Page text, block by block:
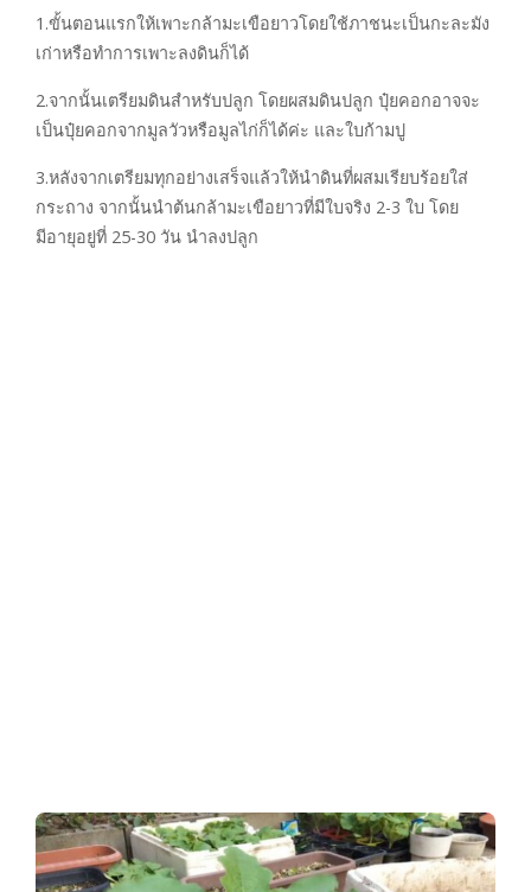
1.ขั้นตอนแรกให้เพาะกล้ามะเขือยาวโดยใช้ภาชนะเป็นกะละมัง
เก่าหรือทำการเพาะลงดินก็ได้
2.จากนั้นเตรียมดินสำหรับปลูก โดยผสมดินปลูก ปุ๋ยคอกอาจจะ
เป็นปุ๋ยคอกจากมูลวัวหรือมูลไก่ก็ได้ค่ะ และใบก้ามปู
3.หลังจากเตรียมทุกอย่างเสร็จแล้วให้นำดินที่ผสมเรียบร้อยใส่
กระถาง จากนั้นนำต้นกล้ามะเขือยาวที่มีใบจริง 2-3 ใบ โดย
มีอายุอยู่ที่ 25-30 วัน นำลงปลูก